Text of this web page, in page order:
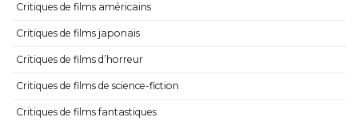
Critiques de films américains
Critiques de films japonais
Critiques de films d’horreur
Critiques de films de science-fiction
Critiques de films fantastiques